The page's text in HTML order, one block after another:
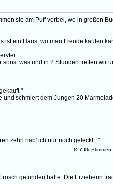
sie am Puff vorbei, wo in großen
ist ein Haus, wo man Freude kaufen
was und in 2 Stunden treffen wir
schmiert dem Jungen 20
zehn hab' ich nur noch geleckt..."
Ø 7,05 Stimmen:
gefunden hätte. Die Erzieherin